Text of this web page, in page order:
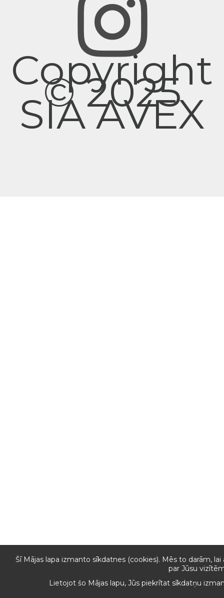
Copyright
© 2025
SIA AVEX
Šī Mājas lapa izmanto sīkdatnes (cookies). Mēs to darām,
par Jūsu
Lietojot šo Mājas lapu, Jūs piekrītat sīkdatņu